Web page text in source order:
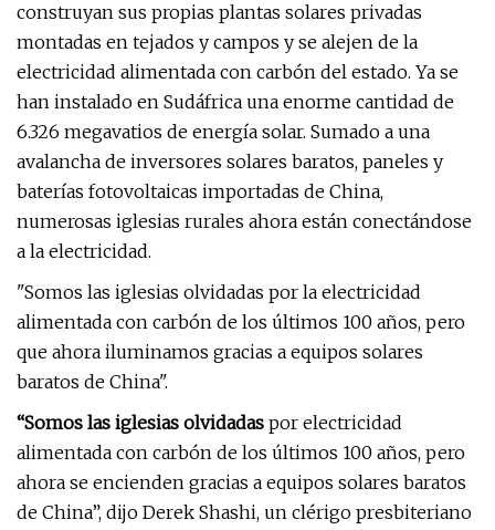
construyan sus propias plantas solares privadas
montadas en tejados y campos y se alejen de la
electricidad alimentada con carbón del estado. Ya se
han instalado en Sudáfrica una enorme cantidad de
6.326 megavatios de energía solar. Sumado a una
avalancha de inversores solares baratos, paneles y
baterías fotovoltaicas importadas de China,
numerosas iglesias rurales ahora están conectándose
a la electricidad.
"Somos las iglesias olvidadas por la electricidad
alimentada con carbón de los últimos 100 años, pero
que ahora iluminamos gracias a equipos solares
baratos de China".
“Somos las iglesias olvidadas por electricidad
alimentada con carbón de los últimos 100 años, pero
ahora se encienden gracias a equipos solares baratos
de China”, dijo Derek Shashi, un clérigo presbiteriano